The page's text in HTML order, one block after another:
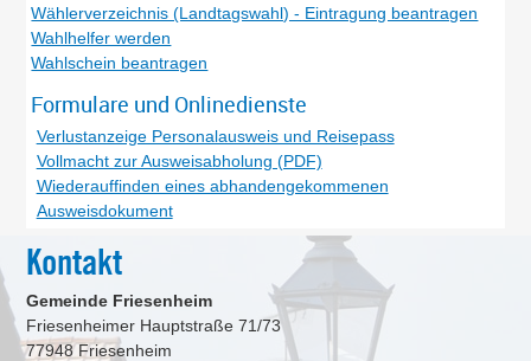
Wählerverzeichnis (Landtagswahl) - Eintragung beantragen
Wahlhelfer werden
Wahlschein beantragen
Formulare und Onlinedienste
Verlustanzeige Personalausweis und Reisepass
Vollmacht zur Ausweisabholung (PDF)
Wiederauffinden eines abhandengekommenen
Ausweisdokument
Kontakt
Gemeinde Friesenheim
Friesenheimer Hauptstraße 71/73
77948 Friesenheim